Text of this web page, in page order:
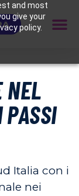
and most
give your
policy.
NEL
Italia con i
nei